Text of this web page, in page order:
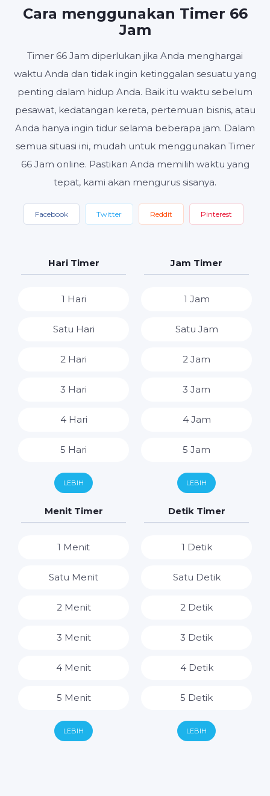
Cara menggunakan Timer 66
Jam
Timer 66 Jam diperlukan jika Anda menghargai
waktu Anda dan tidak ingin ketinggalan sesuatu yang
penting dalam hidup Anda. Baik itu waktu sebelum
pesawat, kedatangan kereta, pertemuan bisnis, atau
Anda hanya ingin tidur selama beberapa jam. Dalam
semua situasi ini, mudah untuk menggunakan Timer
66 Jam online. Pastikan Anda memilih waktu yang
tepat, kami akan mengurus sisanya.
Facebook Twitter Reddit Pinterest
Hari Timer
1 Hari
Satu Hari
2 Hari
3 Hari
4 Hari
5 Hari
6 Hari
7 Hari
LEBIH
Jam Timer
1 Jam
Satu Jam
2 Jam
3 Jam
4 Jam
5 Jam
6 Jam
7 Jam
14 Jam
LEBIH
Menit Timer
1 Menit
Satu Menit
2 Menit
3 Menit
4 Menit
5 Menit
6 Menit
LEBIH
Detik Timer
1 Detik
Satu Detik
2 Detik
3 Detik
4 Detik
5 Detik
6 Detik
LEBIH
Mulai Setel ulang Pengaturan